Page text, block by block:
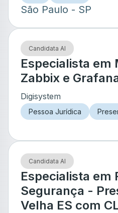
São Paulo - SP
Candidata AI
Especialista em
Zabbix e
Digisystem
Pessoa Jurídica
Candidata AI
Especialista em
Segurança -
Velha ES com